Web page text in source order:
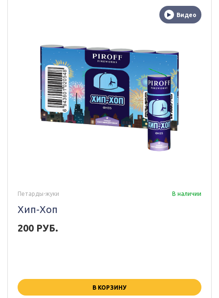
Видео
Петарды-жуки В наличии
Хип-Хоп
200 РУБ.
В КОРЗИНУ